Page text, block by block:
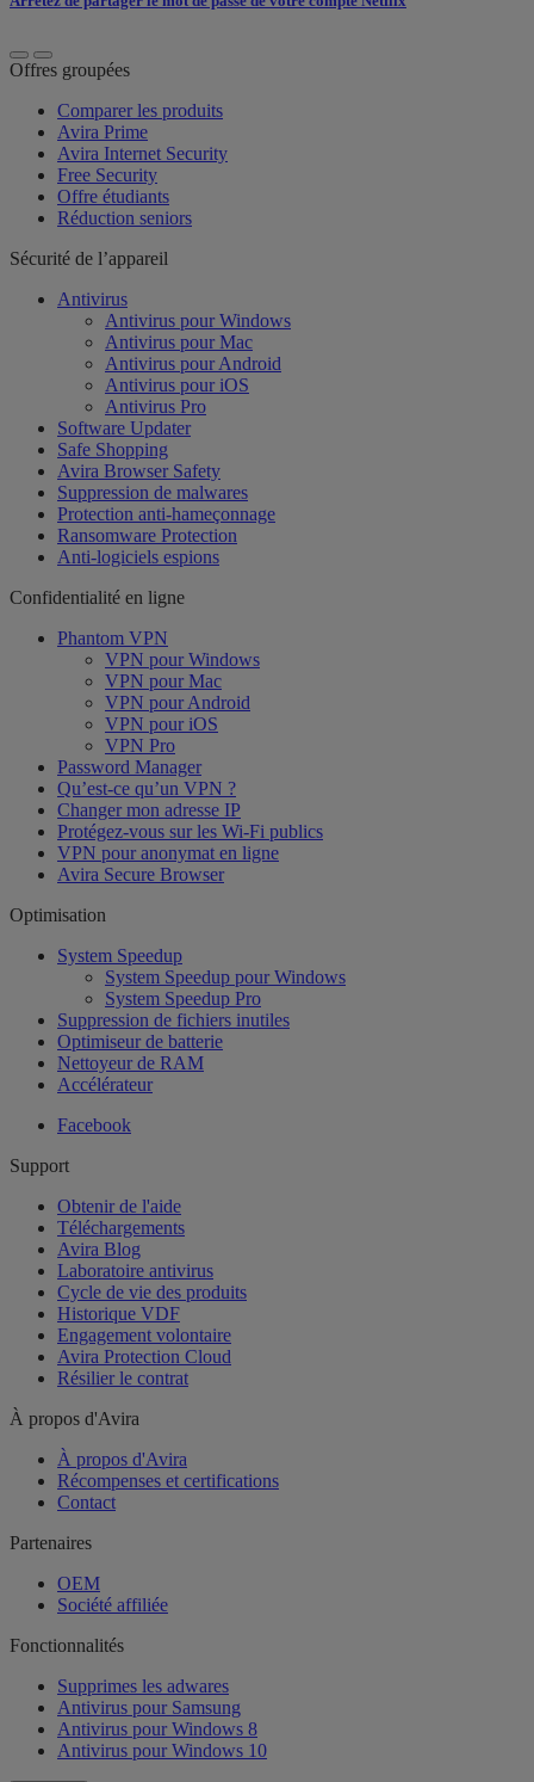
Offres groupées
Comparer les produits
Avira Prime
Avira Internet Security
Free Security
Offre étudiants
Réduction seniors
Sécurité de l’appareil
Antivirus
Antivirus pour Windows
Antivirus pour Mac
Antivirus pour Android
Antivirus pour iOS
Antivirus Pro
Software Updater
Safe Shopping
Avira Browser Safety
Suppression de malwares
Protection anti-hameçonnage
Ransomware Protection
Anti-logiciels espions
Confidentialité en ligne
Phantom VPN
VPN pour Windows
VPN pour Mac
VPN pour Android
VPN pour iOS
VPN Pro
Password Manager
Qu’est-ce qu’un VPN ?
Changer mon adresse IP
Protégez-vous sur les Wi-Fi publics
VPN pour anonymat en ligne
Avira Secure Browser
Optimisation
System Speedup
System Speedup pour Windows
System Speedup Pro
Suppression de fichiers inutiles
Optimiseur de batterie
Nettoyeur de RAM
Accélérateur
Facebook
Support
Obtenir de l'aide
Téléchargements
Avira Blog
Laboratoire antivirus
Cycle de vie des produits
Historique VDF
Engagement volontaire
Avira Protection Cloud
Résilier le contrat
À propos d'Avira
À propos d'Avira
Récompenses et certifications
Contact
Partenaires
OEM
Société affiliée
Fonctionnalités
Supprimes les adwares
Antivirus pour Samsung
Antivirus pour Windows 8
Antivirus pour Windows 10